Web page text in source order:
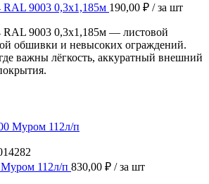
9003 0,3х1,185м 190,00 ₽ / за шт
9003 0,3х1,185м — листовой
обшивки и невысоких ограждений.
важны лёгкость, аккуратный внешний
112л/п 830,00 ₽ / за шт